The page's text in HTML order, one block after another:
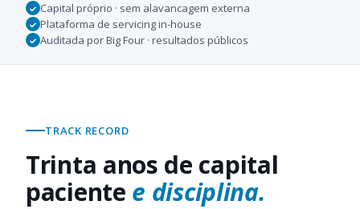
✓ Capital próprio · sem alavancagem externa
✓ Plataforma de servicing in-house
✓ Auditada por Big Four · resultados públicos
TRACK RECORD
Trinta anos de capital
paciente e disciplina.